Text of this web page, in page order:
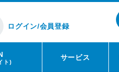
ログイン/会員登録
ト)
サービス